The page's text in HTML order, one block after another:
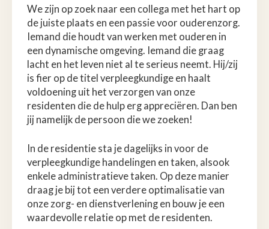
We zijn op zoek naar een collega met het hart op
de juiste plaats en een passie voor ouderenzorg.
Iemand die houdt van werken met ouderen in
een dynamische omgeving. Iemand die graag
lacht en het leven niet al te serieus neemt. Hij/zij
is fier op de titel verpleegkundige en haalt
voldoening uit het verzorgen van onze
residenten die de hulp erg appreciëren. Dan ben
jij namelijk de persoon die we zoeken!
In de residentie sta je dagelijks in voor de
verpleegkundige handelingen en taken, alsook
enkele administratieve taken. Op deze manier
draag je bij tot een verdere optimalisatie van
onze zorg- en dienstverlening en bouw je een
waardevolle relatie op met de residenten.